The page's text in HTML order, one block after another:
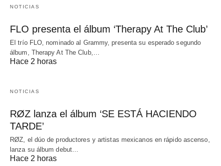
NOTICIAS
FLO presenta el álbum ‘Therapy At The Club’
El trío FLO, nominado al Grammy, presenta su esperado segundo
álbum, Therapy At The Club,…
Hace 2 horas
NOTICIAS
RØZ lanza el álbum ‘SE ESTÁ HACIENDO
TARDE’
RØZ, el dúo de productores y artistas mexicanos en rápido ascenso,
lanza su álbum debut…
Hace 2 horas